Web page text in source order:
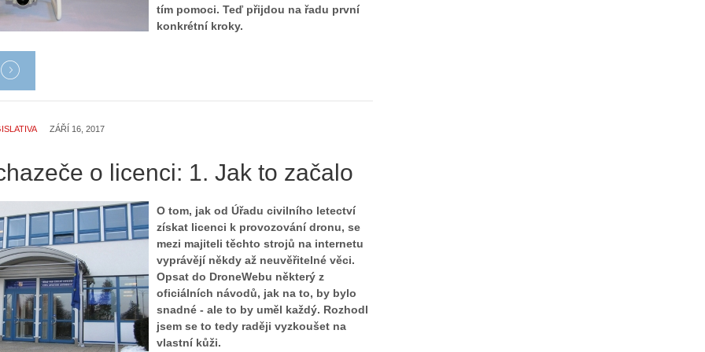
tím pomoci. Teď přijdou na řadu první
konkrétní kroky.
ZÁŘÍ 16, 2017
o licenci: 1. Jak to začalo
O tom, jak od Úřadu civilního letectví
získat licenci k provozování dronu, se
mezi majiteli těchto strojů na internetu
vyprávějí někdy až neuvěřitelné věci.
Opsat do DroneWebu některý z
oficiálních návodů, jak na to, by bylo
snadné - ale to by uměl každý. Rozhodl
jsem se to tedy raději vyzkoušet na
vlastní kůži.
r
r
o
ů
:
1
.
N
e
p
r
á
S
á
a
č
n
á
m
e
s
d
r
o
n